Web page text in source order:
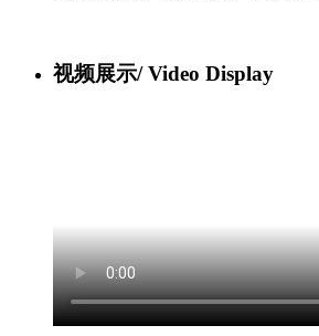
视频展示/Video Display